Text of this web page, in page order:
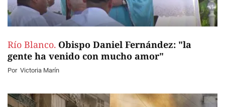
Río Blanco. Obispo Daniel Fernández: "la
gente ha venido con mucho amor"
Por Victoria Marín